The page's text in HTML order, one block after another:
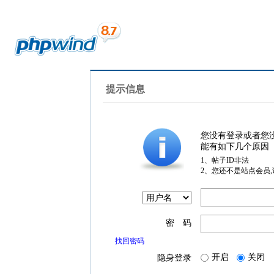
提示信息
您没有登录或者您
能有如下几个原因
1、帖子ID非法
2、您还不是站点会员
密 码
找回密码
隐身登录 开启 关闭